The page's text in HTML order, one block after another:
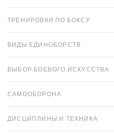
ТРЕНИРОВКИ ПО БОКСУ
ВИДЫ ЕДИНОБОРСТВ
ВЫБОР БОЕВОГО ИСКУССТВА
САМООБОРОНА
ДИСЦИПЛИНЫ И ТЕХНИКА